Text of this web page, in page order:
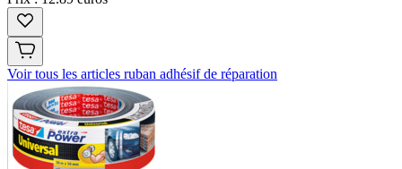
Voir tous les articles ruban adhésif de réparation